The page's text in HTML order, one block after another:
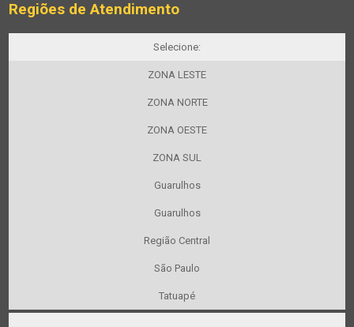
Regiões de Atendimento
Selecione:
ZONA LESTE
ZONA NORTE
ZONA OESTE
ZONA SUL
Guarulhos
Guarulhos
Região Central
São Paulo
Tatuapé